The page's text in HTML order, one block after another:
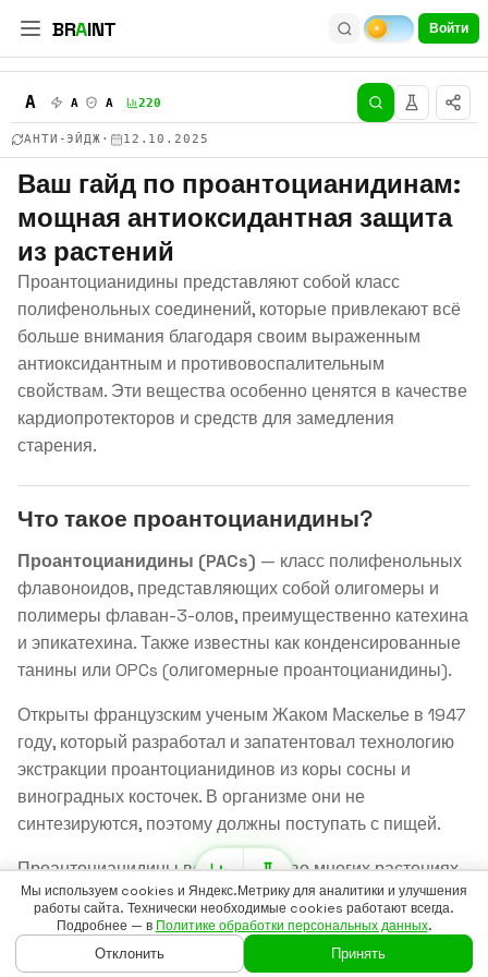
BRAINT Войти
A A A 220
АНТИ-ЭЙДЖ · 12.10.2025
Ваш гайд по проантоцианидинам:
мощная антиоксидантная защита
из растений
Проантоцианидины представляют собой класс
полифенольных соединений, которые привлекают всё
больше внимания благодаря своим выраженным
антиоксидантным и противовоспалительным
свойствам. Эти вещества особенно ценятся в качестве
кардиопротекторов и средств для замедления
старения.
Что такое проантоцианидины?
Проантоцианидины (PACs) — класс полифенольных
флавоноидов, представляющих собой олигомеры и
полимеры флаван-3-олов, преимущественно катехина
и эпикатехина. Также известны как конденсированные
танины или OPCs (олигомерные проантоцианидины).
Открыты французским ученым Жаком Маскелье в 1947
году, который разработал и запатентовал технологию
экстракции проантоцианидинов из коры сосны и
виноградных косточек. В организме они не
синтезируются, поэтому должны поступать с пищей.
Проантоцианидины встречаются во многих растениях,
особенно в виноградных косточках (самая высокая
концентрация), яблоках, ягодах (клюква, черника,
аронья), какао-бобах, коре сосны, корице и красном
Мы используем cookies и Яндекс.Метрику для аналитики и улучшения
работы сайта. Технически необходимые cookies работают всегда.
Подробнее — в Политике обработки персональных данных.
Отклонить Принять
ГЛАВНАЯ ГАЙДЫ БАДСКАН